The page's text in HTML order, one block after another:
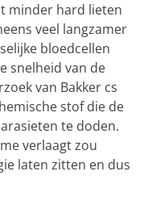
minder hard lieten
veel langzamer
bloedcellen
snelheid van de
van Bakker cs
stof die de
te doden.
verlaagt zou
laten zitten en dus